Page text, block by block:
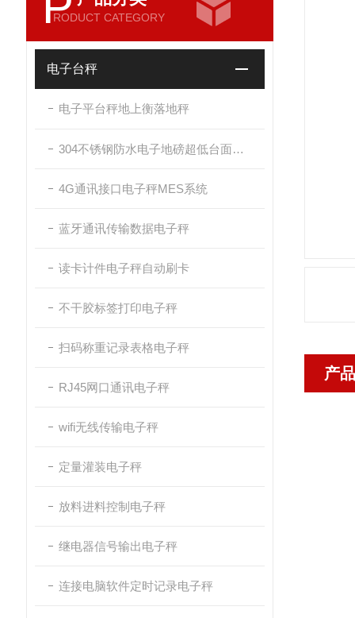
RODUCT CATEGORY
电子台秤
电子平台秤地上衡落地秤
304不锈钢防水电子地磅超低台面带斜坡
4G通讯接口电子秤MES系统
蓝牙通讯传输数据电子秤
读卡计件电子秤自动刷卡
不干胶标签打印电子秤
扫码称重记录表格电子秤
RJ45网口通讯电子秤
wifi无线传输电子秤
定量灌装电子秤
放料进料控制电子秤
继电器信号输出电子秤
连接电脑软件定时记录电子秤
产